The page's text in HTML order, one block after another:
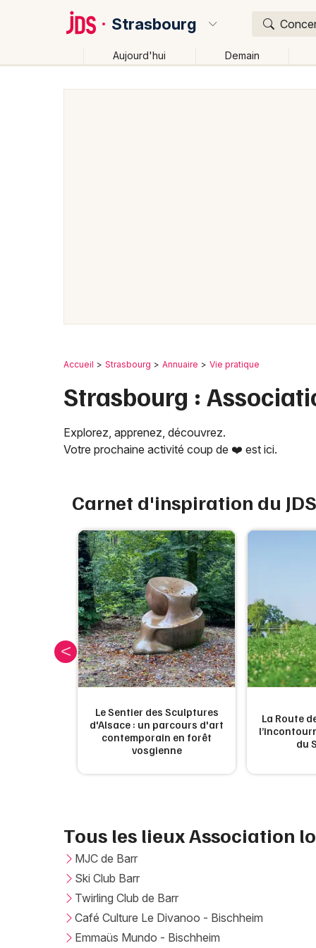
Strasbourg
Aujourd'hui Demain
Accueil Strasbourg Annuaire Vie pratique
Strasbourg :
Explorez, apprenez, découvrez.
Votre prochaine activité coup de ❤️ est ici.
Carnet d'inspiration du JDS
Le Sentier des Sculptures
d'Alsace : un parcours d'art
contemporain en forêt
vosgienne
La Route
du
Tous les lieux Association
MJC de Barr
Ski Club Barr
Twirling Club de Barr
Café Culture Le Divanoo - Bischheim
Emmaüs Mundo - Bischheim